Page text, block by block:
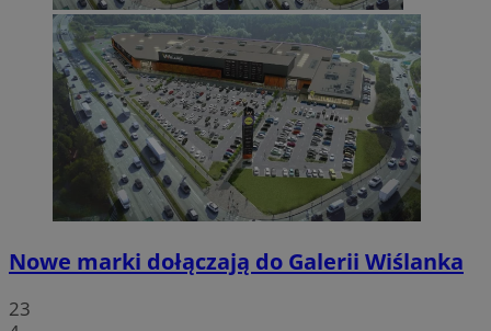
Nowe marki dołączają do Galerii Wiślanka
23